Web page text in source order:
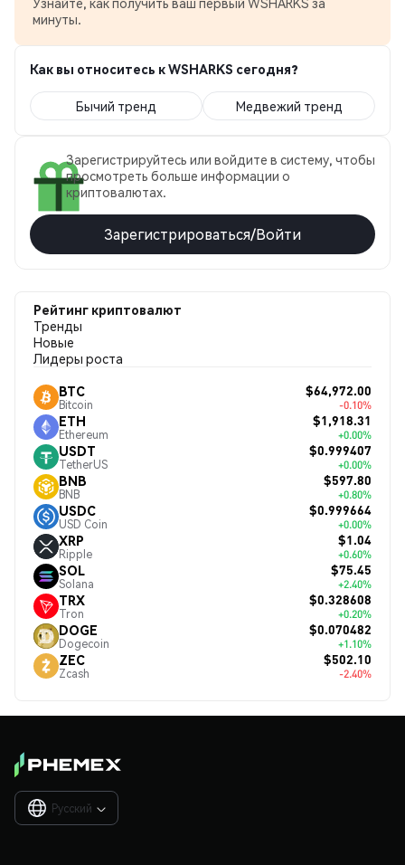
минуты.
Как вы относитесь к WSHARKS сегодня?
Бычий тренд Медвежий тренд
Зарегистрируйтесь или войдите в систему, чтобы
просмотреть больше информации о
криптовалютах.
Зарегистрироваться/Войти
Рейтинг криптовалют
Тренды
Новые
Лидеры роста
BTC
Bitcoin
$64,972.00
-0.10%
ETH
Ethereum
$1,918.31
+0.00%
USDT
TetherUS
$0.999407
+0.00%
BNB
BNB
$597.80
+0.80%
USDC
USD Coin
$0.999664
+0.00%
XRP
Ripple
$1.04
+0.60%
SOL
Solana
$75.45
+2.40%
TRX
Tron
$0.328608
+0.20%
DOGE
Dogecoin
$0.070482
+1.10%
ZEC
Zcash
$502.10
-2.40%
Русский 